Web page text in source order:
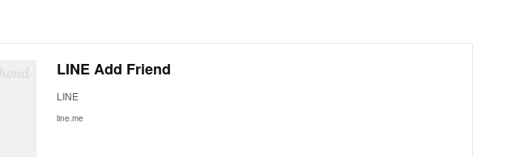
LINE Add Friend
LINE
line.me